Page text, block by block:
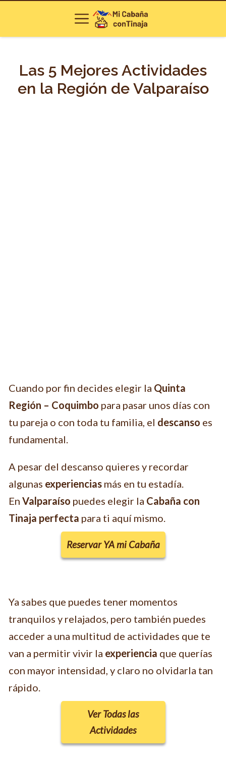
Las 5 Mejores Actividades
en la Región de Valparaíso
Cuando por fin decides elegir la Quinta
Región – Coquimbo para pasar unos días con
tu pareja o con toda tu familia, el descanso es
fundamental.
A pesar del descanso quieres y recordar
algunas experiencias más en tu estadía.
En Valparaíso puedes elegir la Cabaña con
Tinaja perfecta para ti aquí mismo.
Reservar YA mi Cabaña
Ya sabes que puedes tener momentos
tranquilos y relajados, pero también puedes
acceder a una multitud de actividades que te
van a permitir vivir la experiencia que querías
con mayor intensidad, y claro no olvidarla tan
rápido.
Ver Todas las
Actividades